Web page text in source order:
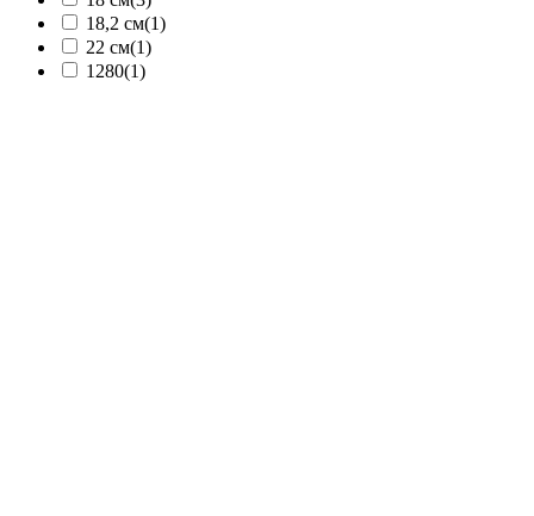
18,2 см(1)
22 см(1)
1280(1)